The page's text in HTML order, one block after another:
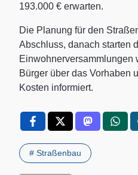
193.000 € erwarten.
Die Planung für den
Abschluss, danach starten
Einwohnerversammlungen
Bürger über das Vorhaben
Kosten informiert.
# Straßenbau